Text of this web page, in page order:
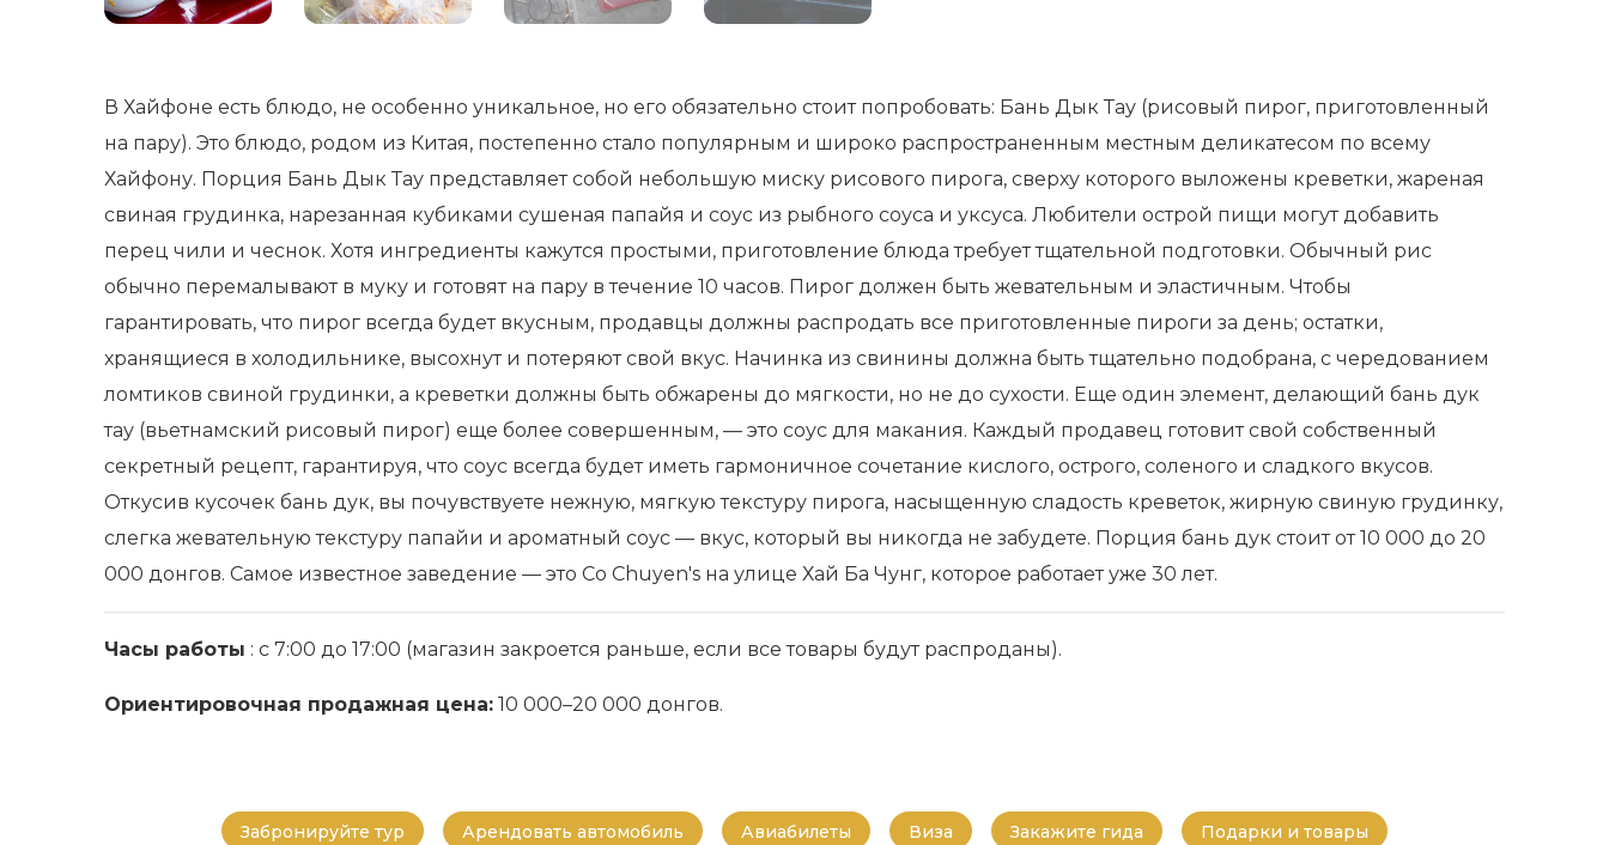
В Хайфоне есть блюдо, не особенно уникальное, но его обязательно стоит попробовать: Бань Дык Тау (рисовый пирог, приготовленный
на пару). Это блюдо, родом из Китая, постепенно стало популярным и широко распространенным местным деликатесом по всему
Хайфону. Порция Бань Дык Тау представляет собой небольшую миску рисового пирога, сверху которого выложены креветки, жареная
свиная грудинка, нарезанная кубиками сушеная папайя и соус из рыбного соуса и уксуса. Любители острой пищи могут добавить
перец чили и чеснок. Хотя ингредиенты кажутся простыми, приготовление блюда требует тщательной подготовки. Обычный рис
обычно перемалывают в муку и готовят на пару в течение 10 часов. Пирог должен быть жевательным и эластичным. Чтобы
гарантировать, что пирог всегда будет вкусным, продавцы должны распродать все приготовленные пироги за день; остатки,
хранящиеся в холодильнике, высохнут и потеряют свой вкус. Начинка из свинины должна быть тщательно подобрана, с чередованием
ломтиков свиной грудинки, а креветки должны быть обжарены до мягкости, но не до сухости. Еще один элемент, делающий бань дук
тау (вьетнамский рисовый пирог) еще более совершенным, — это соус для макания. Каждый продавец готовит свой собственный
секретный рецепт, гарантируя, что соус всегда будет иметь гармоничное сочетание кислого, острого, соленого и сладкого вкусов.
Откусив кусочек бань дук, вы почувствуете нежную, мягкую текстуру пирога, насыщенную сладость креветок, жирную свиную грудинку,
слегка жевательную текстуру папайи и ароматный соус — вкус, который вы никогда не забудете. Порция бань дук стоит от 10 000 до 20
000 донгов. Самое известное заведение — это Co Chuyen's на улице Хай Ба Чунг, которое работает уже 30 лет.
Часы работы : с 7:00 до 17:00 (магазин закроется раньше, если все товары будут распроданы).
Ориентировочная продажная цена: 10 000–20 000 донгов.
Забронируйте тур Арендовать автомобиль Авиабилеты Виза Закажите гида Подарки и товары